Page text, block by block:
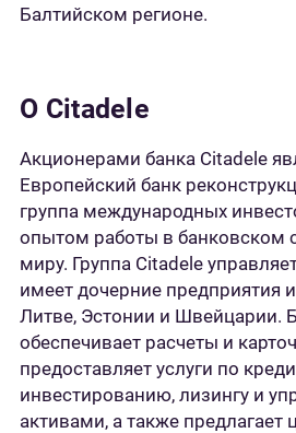
Балтийском регионе.
О Citadele
Акционерами банка Citadele
Европейский банк
группа международных
опытом работы в банковском
миру. Группа Citadele
имеет дочерние предприятия
Литве, Эстонии и Швейцарии.
обеспечивает расчеты и
предоставляет услуги по
инвестированию, лизингу и
активами, а также предлагает